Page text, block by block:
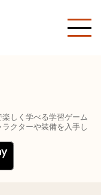
しく学べる学習ゲーム
クターや装備を入手し